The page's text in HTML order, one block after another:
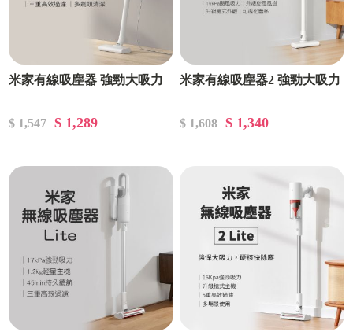
米家有線吸塵器 強勁大吸力
$ 1,547 $ 1,289
米家有線吸塵器2 強勁大吸力
$ 1,608 $ 1,340